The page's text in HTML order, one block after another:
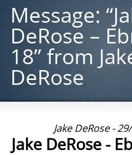
Message:
DeRose –
18” from
DeRose
Jake DeRose -
Jake DeRose -